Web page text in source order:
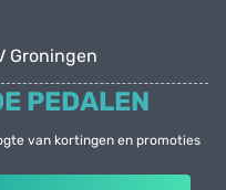
Groningen
PEDALEN
van kortingen en promoties